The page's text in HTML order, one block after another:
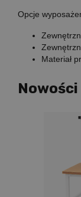
Opcje
Materiał
Nowości